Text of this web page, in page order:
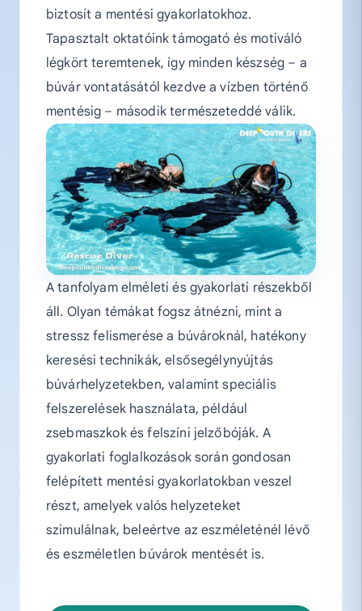
biztosít a mentési gyakorlatokhoz.
Tapasztalt oktatóink támogató és motiváló
légkört teremtenek, így minden készség – a
búvár vontatásától kezdve a vízben történő
mentésig – második természeteddé válik.
A tanfolyam elméleti és gyakorlati részekből
áll. Olyan témákat fogsz átnézni, mint a
stressz felismerése a búvároknál, hatékony
keresési technikák, elsősegélynyújtás
búvárhelyzetekben, valamint speciális
felszerelések használata, például
zsebmaszkok és felszíni jelzőbóják. A
gyakorlati foglalkozások során gondosan
felépített mentési gyakorlatokban veszel
részt, amelyek valós helyzeteket
szimulálnak, beleértve az eszméleténél lévő
és eszméletlen búvárok mentését is.